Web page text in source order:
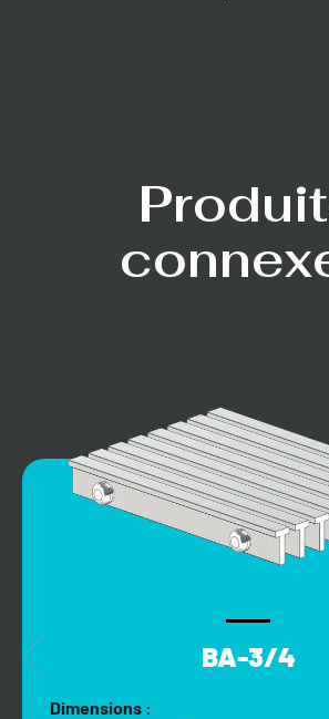
BA-3/4
Dimensions :